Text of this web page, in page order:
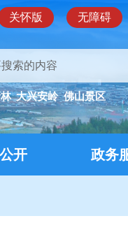
关怀版 无障碍
大兴安岭 佛山景区
开 政务